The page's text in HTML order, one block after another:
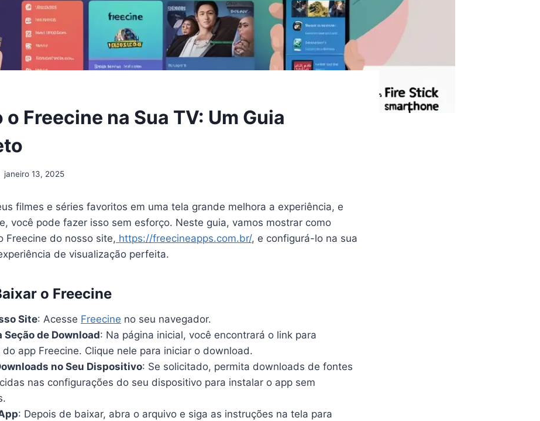
o Freecine na Sua TV: Um Guia
janeiro 13, 2025
filmes e séries favoritos em uma tela grande melhora a experiência, e
você pode fazer isso sem esforço. Neste guia, vamos mostrar como
Freecine do nosso site, https://freecineapps.com.br/, e configurá-lo na sua
de visualização perfeita.
o Freecine
Site: Acesse Freecine no seu navegador.
Seção de Download: Na página inicial, você encontrará o link para
app Freecine. Clique nele para iniciar o download.
no Seu Dispositivo: Se solicitado, permita downloads de fontes
nas configurações do seu dispositivo para instalar o app sem
: Depois de baixar, abra o arquivo e siga as instruções na tela para